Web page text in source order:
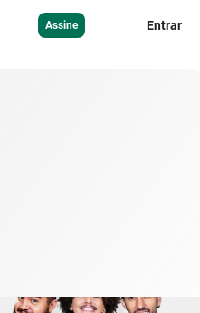
Assine Entrar